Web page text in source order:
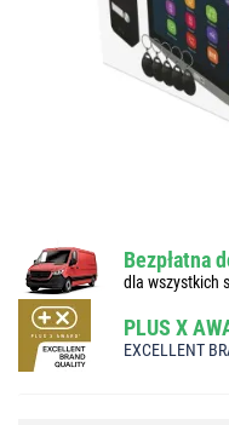
Bezpłatna
dla wszystkich
PLUS X
EXCELLENT